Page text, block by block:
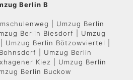
Berlin B
| Umzug Berlin
Berlin Biesdorf | Umzug
Umzug Berlin Bötzowviertel |
| Umzug Berlin
Kiez | Umzug Berlin
Berlin Buckow